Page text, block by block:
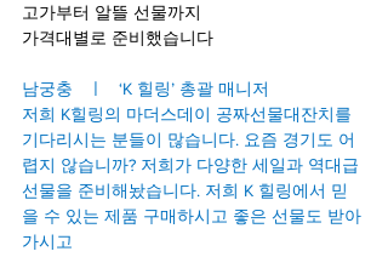
고가부터 알뜰 선물까지
가격대별로 준비했습니다
남궁충   ㅣ   ‘K 힐링’ 총괄 매니저
저희 K힐링의 마더스데이 공짜선물대잔치를
기다리시는 분들이 많습니다. 요즘 경기도 어
렵지 않습니까? 저희가 다양한 세일과 역대급
선물을 준비해놨습니다. 저희 K 힐링에서 믿
을 수 있는 제품 구매하시고 좋은 선물도 받아
가시고